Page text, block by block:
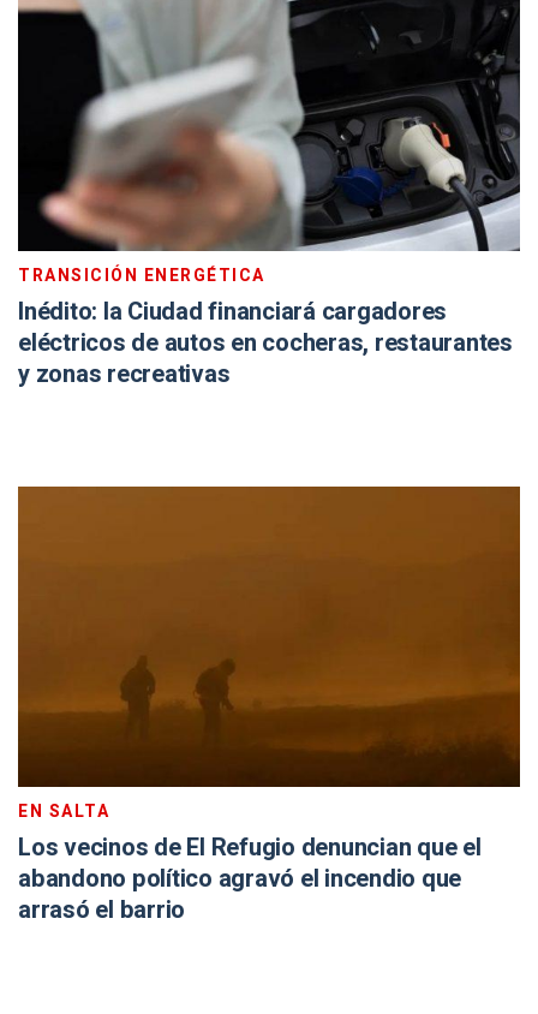
TRANSICIÓN ENERGÉTICA
Inédito: la Ciudad financiará cargadores
eléctricos de autos en cocheras, restaurantes
y zonas recreativas
EN SALTA
Los vecinos de El Refugio denuncian que el
abandono político agravó el incendio que
arrasó el barrio